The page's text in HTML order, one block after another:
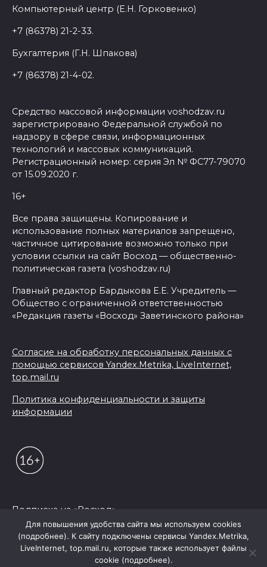
Компьютерный центр (Е.Н. Горковенко)
+7 (86378) 21-2-33.
Бухгалтерия (Г.Н. Шпакова)
+7 (86378) 21-4-02.
Средство массовой информации voshodzav.ru
зарегистрировано Федеральной службой по
надзору в сфере связи, информационных
технологий и массовых коммуникаций.
Регистрационный номер: серия Эл № ФС77-79070
от 15.09.2020 г.
16+
Все права защищены. Копирование и
использование полных материалов запрещено,
частичное цитирование возможно только при
условии ссылки на сайт Восход — общественно-
политическая газета (voshodzav.ru)
Главный редактор Бардыкова Е.Е. Учредитель —
Общество с ограниченной ответственностью
«Редакция газеты «Восход» Заветинского района»
Согласие на обработку персональных данных с
помощью сервисов Yandex.Metrika, LiveInternet,
top.mail.ru
Политика конфиденциальности и защиты
информации
Подписка на «Восход»
© 2026 Редакция "Восход"
Для повышения удобства сайта мы используем cookies
(подробнее). К сайту подключены сервисы Yandex.Metrika,
LiveInternet, top.mail.ru, которые также использует файлы
cookie (подробнее).